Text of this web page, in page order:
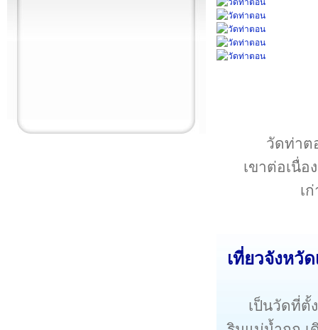
วัดท่าต
เขาต่อเนื่
เ
เที่ยวจังหวั
เป็นวัดที่ตั้